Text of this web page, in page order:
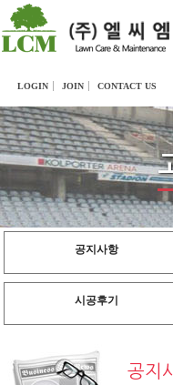
LOGIN JOIN CONTACT US
공지사항
시공후기
공지